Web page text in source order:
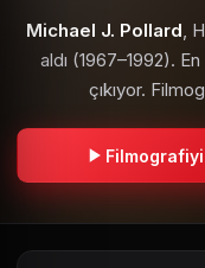
Michael J. Pollard,
aldı (1967–1992).
çıkıyor.